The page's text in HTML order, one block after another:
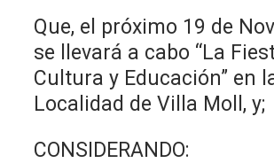
Que, el próximo 19 de
se llevará a cabo “La
Cultura y Educación” en
Localidad de Villa Moll, y;
CONSIDERANDO: